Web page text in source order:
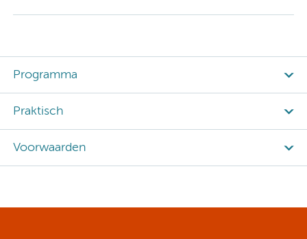
Programma
Praktisch
Voorwaarden